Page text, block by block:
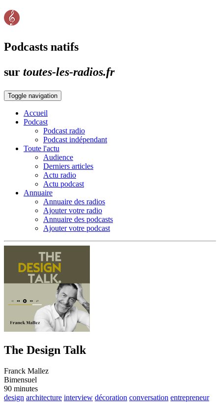
Podcasts natifs
sur toutes-les-radios.fr
Toggle navigation
Accueil
Podcast
Podcast radio
Podcast indépendant
Toute l'actu
Audience
Derniers articles
Actu radio
Actu podcast
Annuaire
Annuaire des radios
Ajouter votre radio
Annuaire des podcasts
Ajouter votre podcast
The Design Talk
Franck Mallez
Bimensuel
90 minutes
design architecture interview décoration conversation entrepreneur